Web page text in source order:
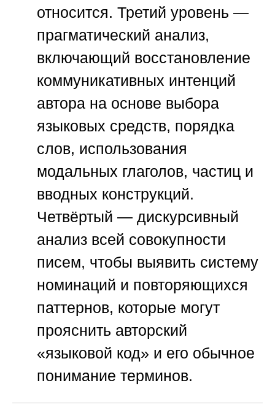
относится. Третий уровень —
прагматический анализ,
включающий восстановление
коммуникативных интенций
автора на основе выбора
языковых средств, порядка
слов, использования
модальных глаголов, частиц и
вводных конструкций.
Четвёртый — дискурсивный
анализ всей совокупности
писем, чтобы выявить систему
номинаций и повторяющихся
паттернов, которые могут
прояснить авторский
«языковой код» и его обычное
понимание терминов.